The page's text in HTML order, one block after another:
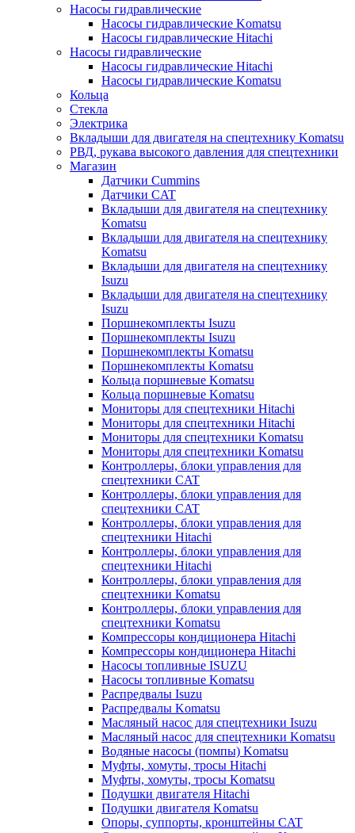
Насосы гидравлические
Насосы гидравлические Komatsu
Насосы гидравлические Hitachi
Насосы гидравлические
Насосы гидравлические Hitachi
Насосы гидравлические Komatsu
Кольца
Стекла
Электрика
Вкладыши для двигателя на спецтехнику Komatsu
РВД, рукава высокого давления для спецтехники
Магазин
Датчики Cummins
Датчики CAT
Вкладыши для двигателя на спецтехнику
Komatsu
Вкладыши для двигателя на спецтехнику
Komatsu
Вкладыши для двигателя на спецтехнику
Isuzu
Вкладыши для двигателя на спецтехнику
Isuzu
Поршнекомплекты Isuzu
Поршнекомплекты Isuzu
Поршнекомплекты Komatsu
Поршнекомплекты Komatsu
Кольца поршневые Komatsu
Кольца поршневые Komatsu
Мониторы для спецтехники Hitachi
Мониторы для спецтехники Hitachi
Мониторы для спецтехники Komatsu
Мониторы для спецтехники Komatsu
Контроллеры, блоки управления для
спецтехники CAT
Контроллеры, блоки управления для
спецтехники CAT
Контроллеры, блоки управления для
спецтехники Hitachi
Контроллеры, блоки управления для
спецтехники Hitachi
Контроллеры, блоки управления для
спецтехники Komatsu
Контроллеры, блоки управления для
спецтехники Komatsu
Компрессоры кондиционера Hitachi
Компрессоры кондиционера Hitachi
Насосы топливные ISUZU
Насосы топливные Komatsu
Распредвалы Isuzu
Распредвалы Komatsu
Масляный насос для спецтехники Isuzu
Масляный насос для спецтехники Komatsu
Водяные насосы (помпы) Komatsu
Муфты, хомуты, тросы Hitachi
Муфты, хомуты, тросы Komatsu
Подушки двигателя Hitachi
Подушки двигателя Komatsu
Опоры, суппорты, кронштейны CAT